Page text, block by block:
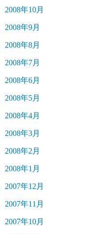
2008年10月
2008年9月
2008年8月
2008年7月
2008年6月
2008年5月
2008年4月
2008年3月
2008年2月
2008年1月
2007年12月
2007年11月
2007年10月